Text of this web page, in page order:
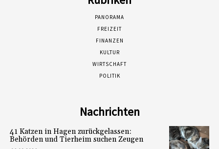
PANORAMA
FREIZEIT
FINANZEN
KULTUR
WIRTSCHAFT
POLITIK
Nachrichten
41 Katzen in Hagen zurückgelassen:
Behörden und Tierheim suchen Zeugen